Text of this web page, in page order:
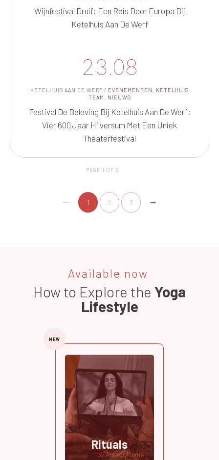
Wijnfestival Druif: Een Reis Door Europa Bij
Ketelhuis Aan De Werf
23.08
KETELHUIS AAN DE WERF / EVENEMENTEN , KETELHUIS
TEAM , NIEUWS
Festival De Beleving Bij Ketelhuis Aan De Werf:
Vier 600 Jaar Hilversum Met Een Uniek
Theaterfestival
PAGE 1 OF 3
1 2 3
Available now
How to Explore the Yoga
Lifestyle
NEW
Rituals
by Author Name